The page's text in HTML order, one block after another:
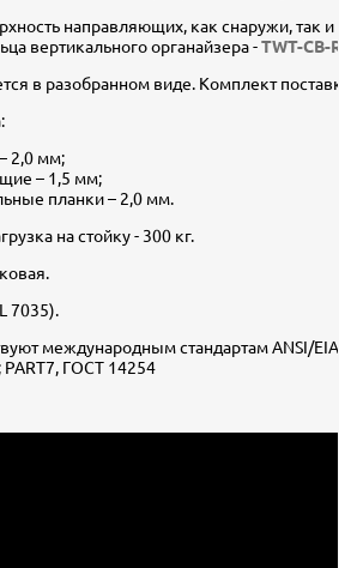
направляющих, как снаружи, так и
вертикального органайзера -TWT-CB-
в разобранном виде. Комплект поставки
2,0 мм;
– 1,5 мм;
планки – 2,0 мм.
на стойку - 300 кг.
7035).
международным стандартам ANSI/EIA
PART7, ГОСТ 14254